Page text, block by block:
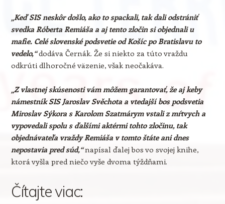
„Keď SIS neskôr došlo, ako to spackali, tak dali odstrániť
svedka Róberta Remiáša a aj tento zločin si objednali u
mafie. Celé slovenské podsvetie od Košíc po Bratislavu to
vedelo,“dodáva Černák. Že si niekto za túto vraždu
odkrúti dlhoročné väzenie, však neočakáva.
„Z vlastnej skúsenosti vám môžem garantovať, že aj keby
námestník SIS Jaroslav Svěchota a vtedajší bos podsvetia
Miroslav Sýkora s Karolom Szatmárym vstali z mŕtvych a
vypovedali spolu s ďalšími aktérmi tohto zločinu, tak
objednávateľa vraždy Remiáša v tomto štáte ani dnes
nepostavia pred súd,“napísal ďalej bos vo svojej knihe,
ktorá vyšla pred niečo vyše dvoma týždňami.
Čítajte viac: